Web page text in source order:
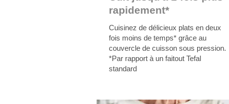
rapidement*
Cuisinez de délicieux plats en deux
fois moins de temps* grâce au
couvercle de cuisson sous pression.
*Par rapport à un faitout Tefal
standard